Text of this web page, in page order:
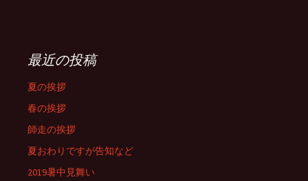
最近の投稿
夏の挨拶
春の挨拶
師走の挨拶
夏おわりですが告知など
2019暑中見舞い